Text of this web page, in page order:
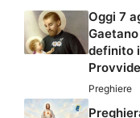
Oggi 7
definito
Preghiere